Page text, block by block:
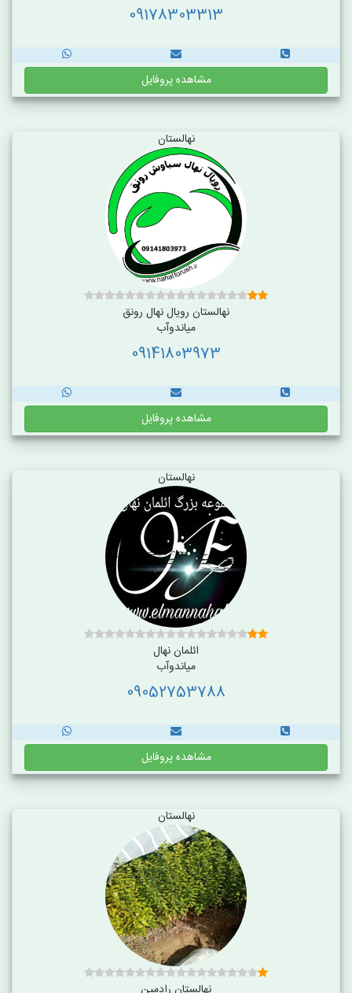
09178303313
مشاهده پروفایل
نهالستان
نهالستان رویال نهال رونق
میاندوآب
09141803973
مشاهده پروفایل
نهالستان
ائلمان نهال
میاندوآب
09052753788
مشاهده پروفایل
نهالستان